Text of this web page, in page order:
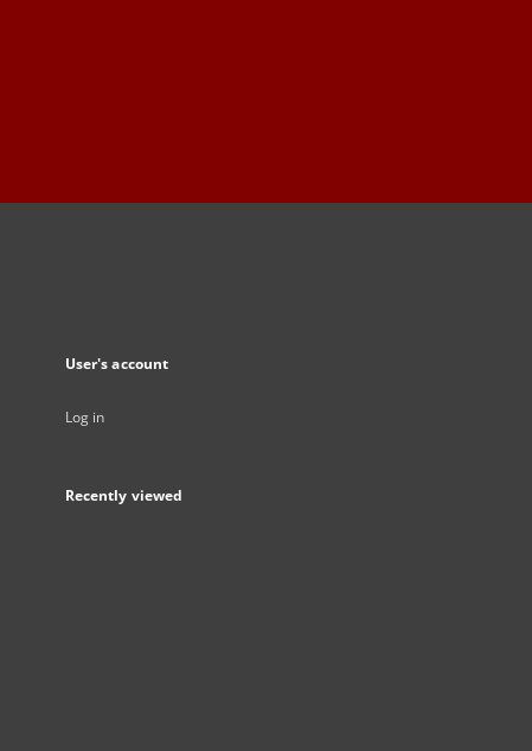
User's account
Log in
Recently viewed